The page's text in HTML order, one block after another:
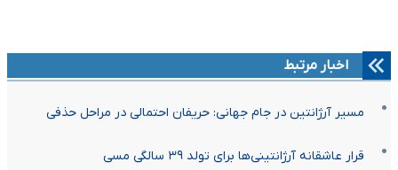
اخبار مرتبط
مسیر آرژانتین در جام جهانی: حریفان احتمالی در مراحل حذفی
قرار عاشقانه آرژانتینی‌ها برای تولد ۳۹ سالگی مسی